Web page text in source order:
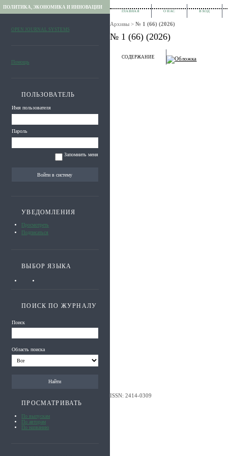
ПОЛИТИКА, ЭКОНОМИКА И ИННОВАЦИИ
OPEN JOURNAL SYSTEMS
Помощь
ПОЛЬЗОВАТЕЛЬ
Имя пользователя
Пароль
Запомнить меня
УВЕДОМЛЕНИЯ
Просмотреть
Подписаться
ВЫБОР ЯЗЫКА
ПОИСК ПО ЖУРНАЛУ
Поиск
Область поиска
ПРОСМАТРИВАТЬ
По выпускам
По авторам
По названию
ГЛАВНАЯ О НАС ВХОД
Архивы> № 1 (66) (2026)
№ 1 (66) (2026)
СОДЕРЖАНИЕ
ISSN: 2414-0309